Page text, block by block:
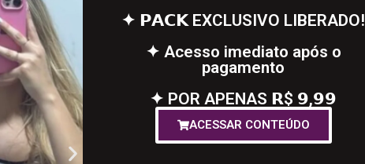
✦ 𝗣𝗔𝗖𝗞 EXCLUSIVO LIBERADO!
✦ Acesso imediato após o
pagamento
✦ POR APENAS 𝗥$ 𝟵,𝟵𝟵
ACESSAR CONTEÚDO